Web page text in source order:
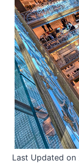
Last Updated